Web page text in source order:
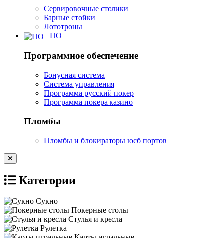
Сервировочные столики
Барные стойки
Лототроны
ПО
Программное обеспечение
Бонусная система
Система управления
Программа русский покер
Программа покера казино
Пломбы
Пломбы и блокираторы юсб портов
Категории
Сукно
Покерные столы
Стулья и кресла
Рулетка